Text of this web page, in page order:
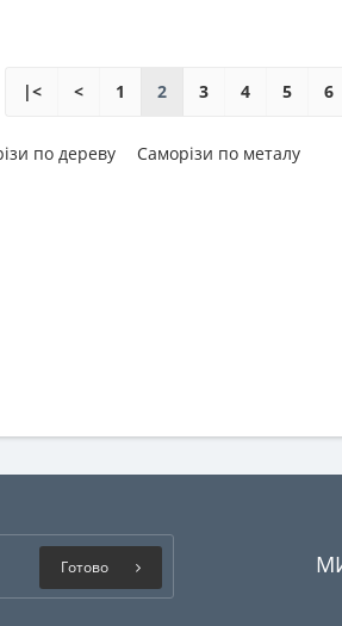
|< < 1 2 3 4 5 6
по дереву Саморізи по металу
Готово